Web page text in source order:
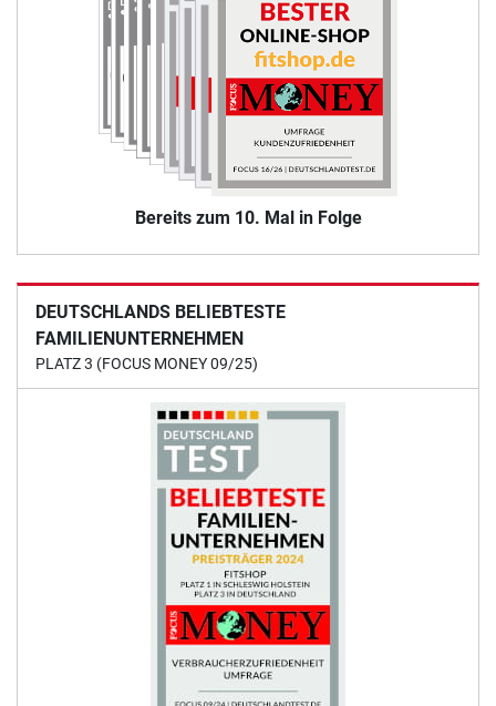
Bereits zum 10. Mal in Folge
DEUTSCHLANDS BELIEBTESTE
FAMILIENUNTERNEHMEN
PLATZ 3 (FOCUS MONEY 09/25)